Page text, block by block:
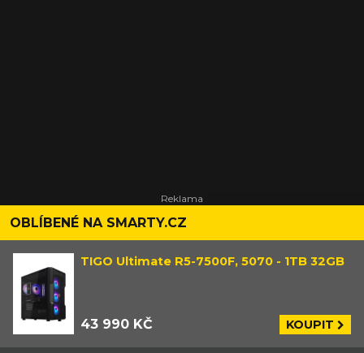
OBLÍBENÉ NA SMARTY.CZ
TIGO Ultimate R5-7500F, 5070 - 1TB 32GB
43 990 KČ KOUPIT